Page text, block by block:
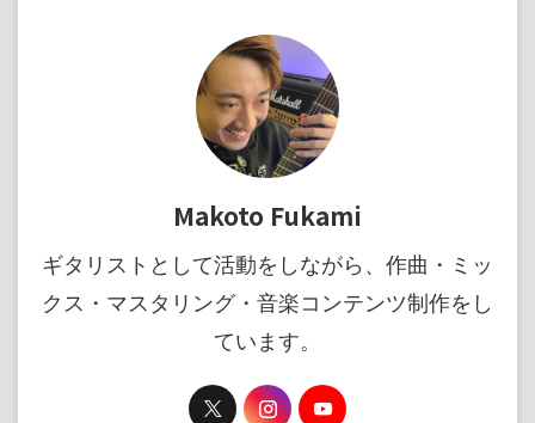
Makoto Fukami
ギタリストとして活動をしながら、作曲・ミッ
クス・マスタリング・音楽コンテンツ制作をし
ています。